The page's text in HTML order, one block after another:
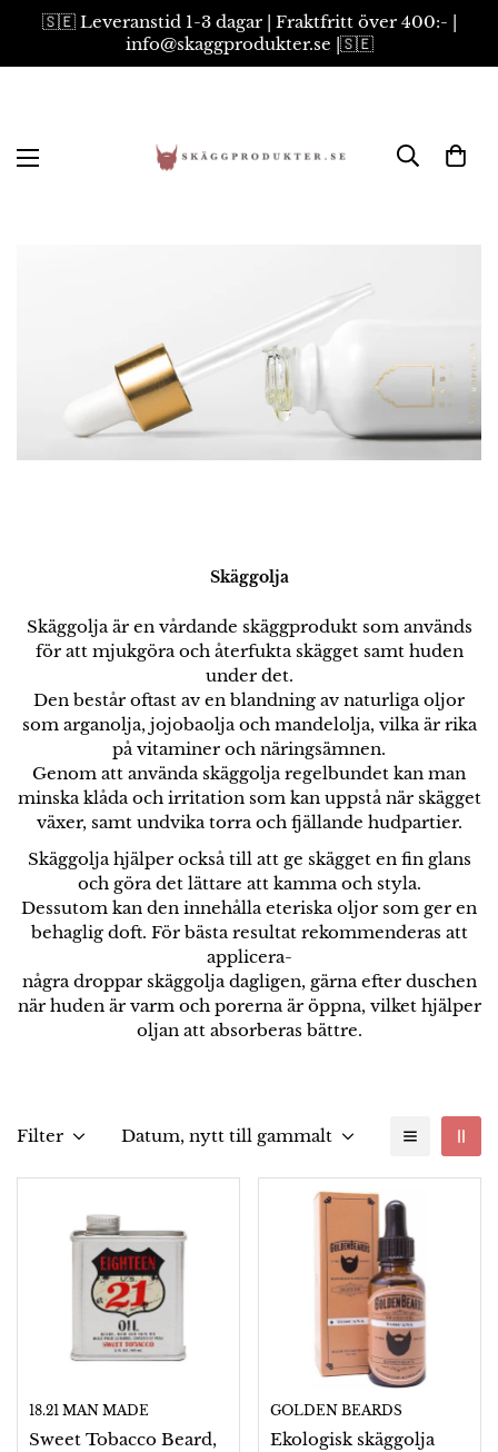
🇸🇪 Leveranstid 1-3 dagar | Fraktfritt över 400:- |
info@skaggprodukter.se |🇸🇪
Skäggolja
Skäggolja är en vårdande skäggprodukt som används
för att mjukgöra och återfukta skägget samt huden
under det.
Den består oftast av en blandning av naturliga oljor
som arganolja, jojobaolja och mandelolja, vilka är rika
på vitaminer och näringsämnen.
Genom att använda skäggolja regelbundet kan man
minska klåda och irritation som kan uppstå när skägget
växer, samt undvika torra och fjällande hudpartier.
Skäggolja hjälper också till att ge skägget en fin glans
och göra det lättare att kamma och styla.
Dessutom kan den innehålla eteriska oljor som ger en
behaglig doft. För bästa resultat rekommenderas att
applicera-
några droppar skäggolja dagligen, gärna efter duschen
när huden är varm och porerna är öppna, vilket hjälper
oljan att absorberas bättre.
Filter Datum, nytt till gammalt
18.21 MAN MADE
Sweet Tobacco Beard,
GOLDEN BEARDS
Ekologisk skäggolja